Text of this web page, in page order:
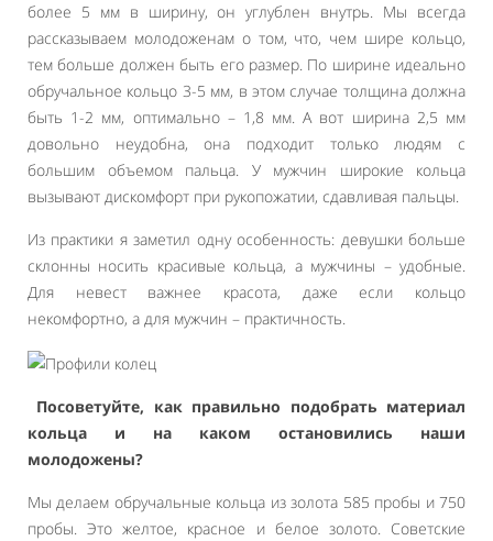
более 5 мм в ширину, он углублен внутрь. Мы всегда
рассказываем молодоженам о том, что, чем шире кольцо,
тем больше должен быть его размер. По ширине идеально
обручальное кольцо 3-5 мм, в этом случае толщина должна
быть 1-2 мм, оптимально – 1,8 мм. А вот ширина 2,5 мм
довольно неудобна, она подходит только людям с
большим объемом пальца. У мужчин широкие кольца
вызывают дискомфорт при рукопожатии, сдавливая пальцы.
Из практики я заметил одну особенность: девушки больше
склонны носить красивые кольца, а мужчины – удобные.
Для невест важнее красота, даже если кольцо
некомфортно, а для мужчин – практичность.
Посоветуйте, как правильно подобрать материал
кольца и на каком остановились наши
молодожены?
Мы делаем обручальные кольца из золота 585 пробы и 750
пробы. Это желтое, красное и белое золото. Советские